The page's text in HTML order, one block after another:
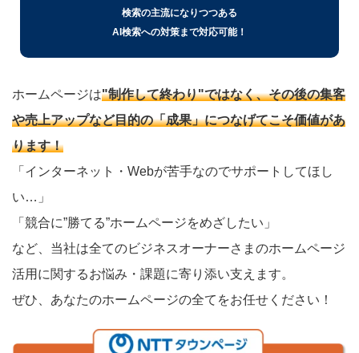
検索の主流になりつつある
AI検索への対策まで対応可能！
ホームページは"制作して終わり"ではなく、その後の集客
や売上アップなど目的の「成果」につなげてこそ価値があ
ります！
「インターネット・Webが苦手なのでサポートしてほし
い…」
「競合に”勝てる”ホームページをめざしたい」
など、当社は全てのビジネスオーナーさまのホームページ
活用に関するお悩み・課題に寄り添い支えます。
ぜひ、あなたのホームページの全てをお任せください！